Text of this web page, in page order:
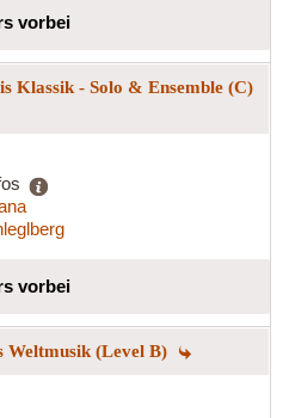
vorbei
Klassik - Solo & Ensemble (C)
vorbei
Weltmusik (Level B)